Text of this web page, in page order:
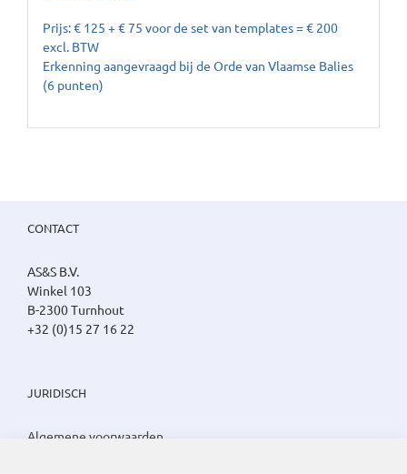
Prijs: € 125 + € 75 voor de set van templates = € 200
excl. BTW
Erkenning aangevraagd bij de Orde van Vlaamse Balies
(6 punten)
CONTACT
AS&S B.V.
Winkel 103
B-2300 Turnhout
+32 (0)15 27 16 22
JURIDISCH
Algemene voorwaarden